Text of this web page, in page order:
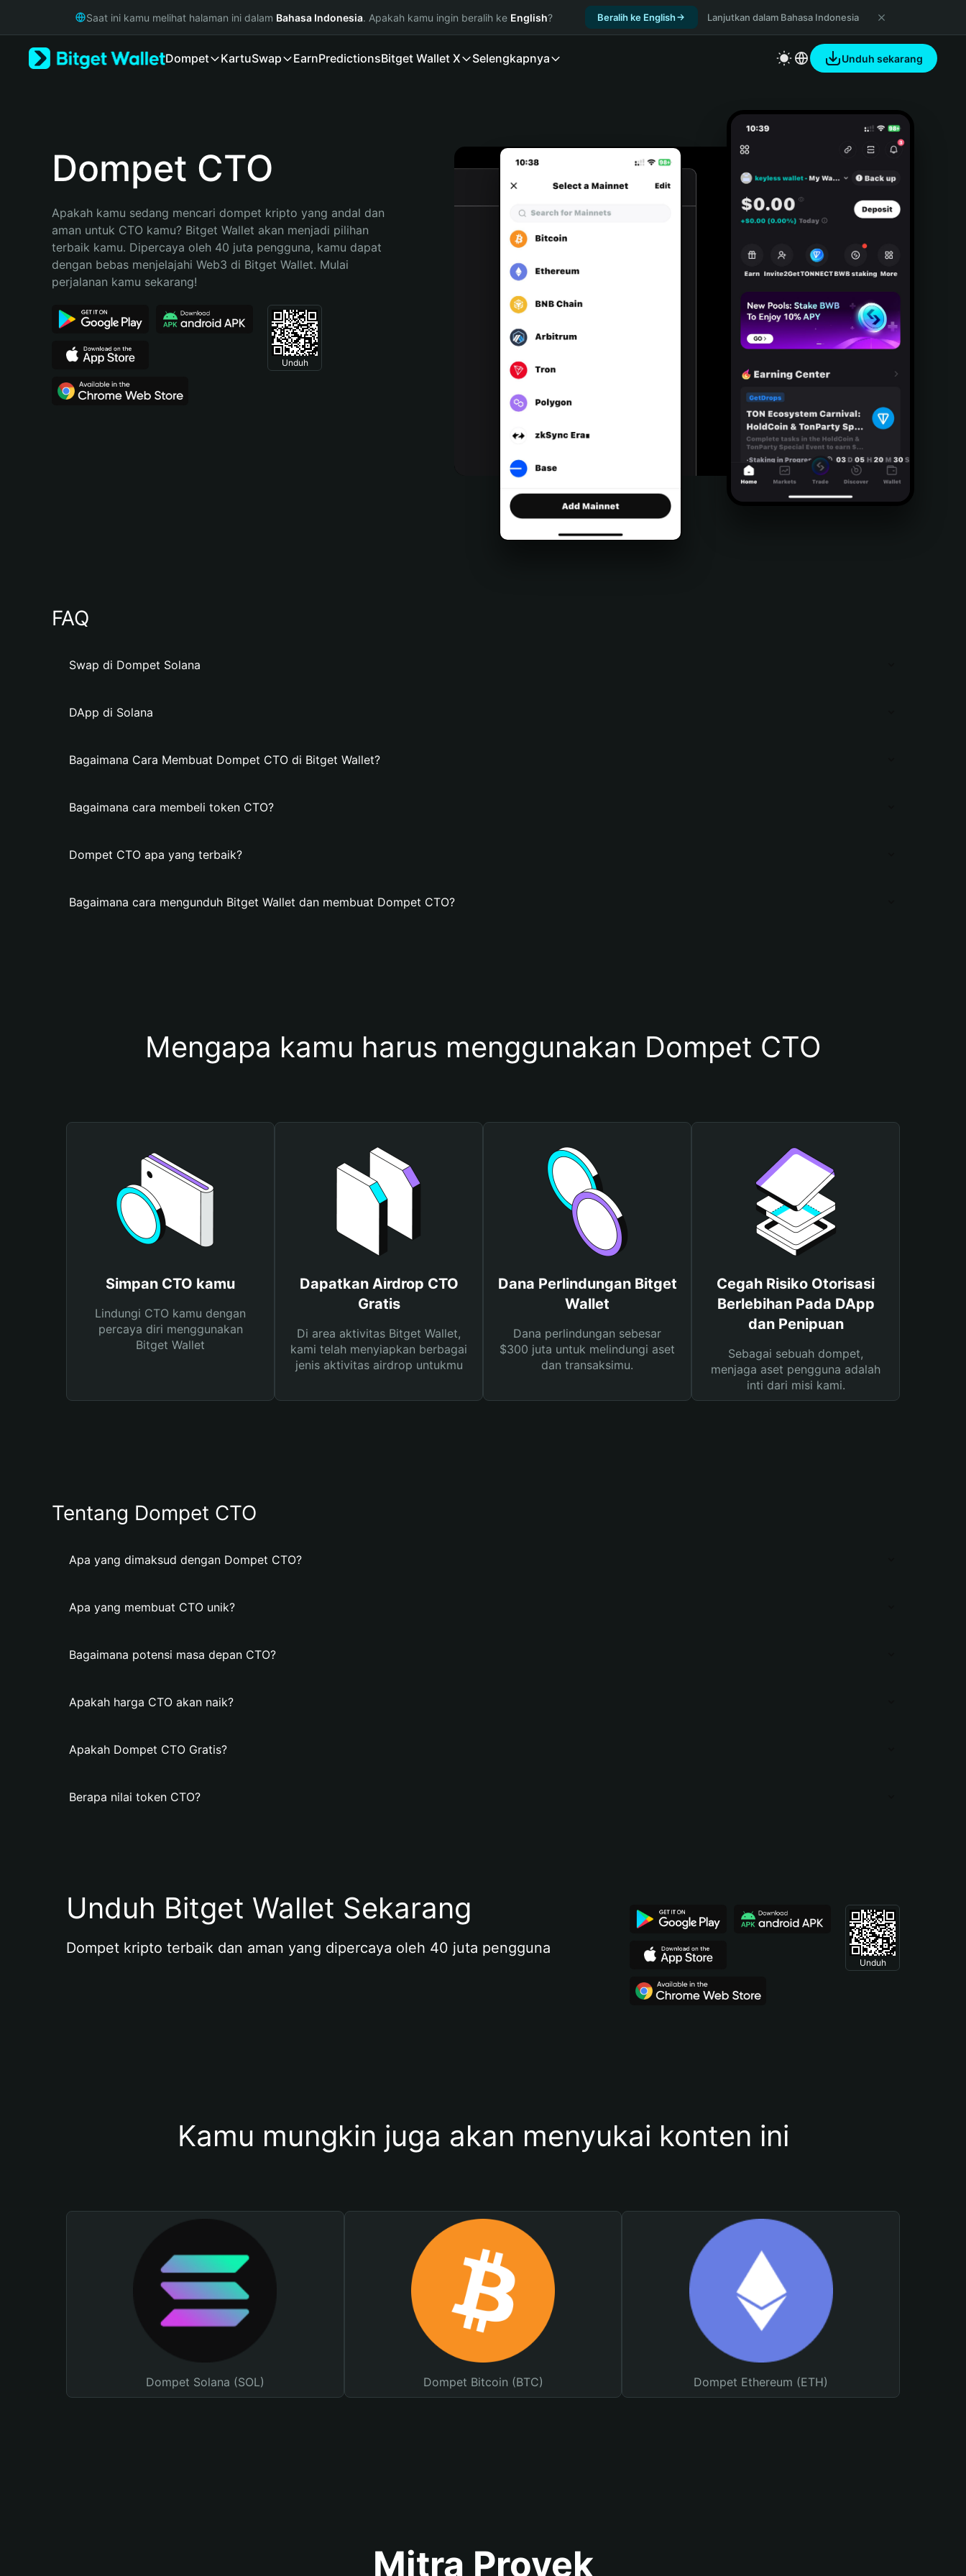
Русский
Bahasa Indonesia
Español (Argentina)
Saat ini kamu melihat halaman ini dalam Bahasa Indonesia. Apakah kamu ingin beralih ke English? Beralih ke English Lanjutkan dalam Bahasa Indonesia
Dompet KartuSwap EarnPredictionsBitget Wallet X Selengkapnya Unduh sekarang
Dompet CTO
Apakah kamu sedang mencari dompet kripto yang andal dan
aman untuk CTO kamu? Bitget Wallet akan menjadi pilihan
terbaik kamu. Dipercaya oleh 40 juta pengguna, kamu dapat
dengan bebas menjelajahi Web3 di Bitget Wallet. Mulai
perjalanan kamu sekarang!
Unduh
FAQ
Swap di Dompet Solana
DApp di Solana
Bagaimana Cara Membuat Dompet CTO di Bitget Wallet?
Bagaimana cara membeli token CTO?
Dompet CTO apa yang terbaik?
Bagaimana cara mengunduh Bitget Wallet dan membuat Dompet CTO?
Mengapa kamu harus menggunakan Dompet CTO
Simpan CTO kamu
Lindungi CTO kamu dengan
percaya diri menggunakan
Bitget Wallet
Dapatkan Airdrop CTO
Gratis
Di area aktivitas Bitget Wallet,
kami telah menyiapkan berbagai
jenis aktivitas airdrop untukmu
Dana Perlindungan Bitget
Wallet
Dana perlindungan sebesar
$300 juta untuk melindungi aset
dan transaksimu.
Cegah Risiko Otorisasi
Berlebihan Pada DApp
dan Penipuan
Sebagai sebuah dompet,
menjaga aset pengguna adalah
inti dari misi kami.
Tentang Dompet CTO
Apa yang dimaksud dengan Dompet CTO?
Apa yang membuat CTO unik?
Bagaimana potensi masa depan CTO?
Apakah harga CTO akan naik?
Apakah Dompet CTO Gratis?
Berapa nilai token CTO?
Unduh Bitget Wallet Sekarang
Dompet kripto terbaik dan aman yang dipercaya oleh 40 juta pengguna
Unduh
Kamu mungkin juga akan menyukai konten ini
Dompet Solana (SOL) Dompet Bitcoin (BTC) Dompet Ethereum (ETH)
Mitra Proyek